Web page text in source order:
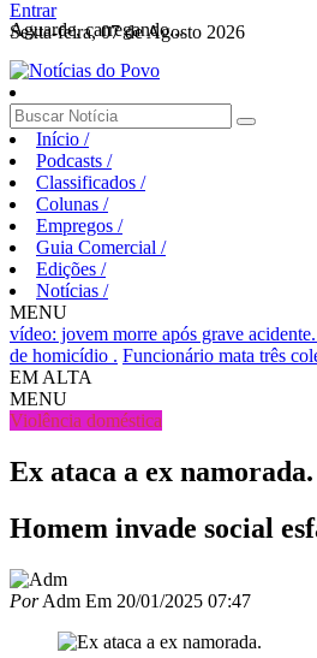
Aguarde, carregando...
Entrar
Sexta-feira, 07 de Agosto 2026
Início /
Podcasts /
Classificados /
Colunas /
Empregos /
Guia Comercial /
Edições /
Notícias /
MENU
vídeo: jovem morre após grave acidente.
de homicídio . Funcionário mata três
EM ALTA
MENU
Violência doméstica
Ex ataca a ex namorada.
Homem invade social
PorAdm Em 20/01/2025 07:47